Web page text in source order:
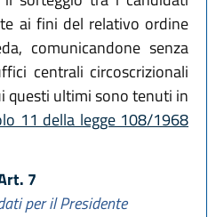
ai fini del relativo ordine
comunicandone senza
centrali circoscrizionali
questi ultimi sono tenuti in
11 della legge 108/1968
7
per il Presidente